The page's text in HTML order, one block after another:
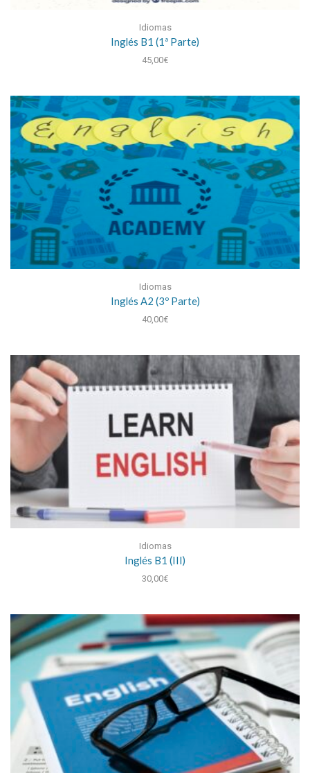
Idiomas
Inglés B1 (1ª Parte)
45,00€
Idiomas
Inglés A2 (3º Parte)
40,00€
Idiomas
Inglés B1 (III)
30,00€